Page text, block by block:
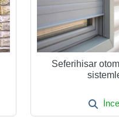
Seferihisar